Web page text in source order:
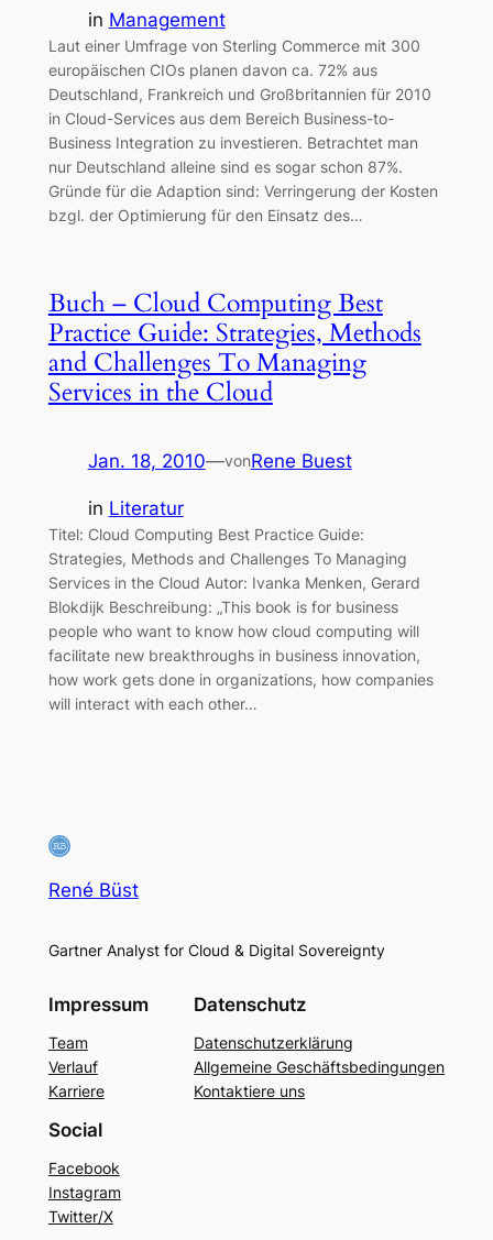
in Management
Laut einer Umfrage von Sterling Commerce mit 300
europäischen CIOs planen davon ca. 72% aus
Deutschland, Frankreich und Großbritannien für 2010
in Cloud-Services aus dem Bereich Business-to-
Business Integration zu investieren. Betrachtet man
nur Deutschland alleine sind es sogar schon 87%.
Gründe für die Adaption sind: Verringerung der Kosten
bzgl. der Optimierung für den Einsatz des…
Buch – Cloud Computing Best
Practice Guide: Strategies, Methods
and Challenges To Managing
Services in the Cloud
Jan. 18, 2010—vonRene Buest
in Literatur
Titel: Cloud Computing Best Practice Guide:
Strategies, Methods and Challenges To Managing
Services in the Cloud Autor: Ivanka Menken, Gerard
Blokdijk Beschreibung: „This book is for business
people who want to know how cloud computing will
facilitate new breakthroughs in business innovation,
how work gets done in organizations, how companies
will interact with each other…
René Büst
Gartner Analyst for Cloud & Digital Sovereignty
Impressum
Team
Verlauf
Karriere
Datenschutz
Datenschutzerklärung
Allgemeine Geschäftsbedingungen
Kontaktiere uns
Social
Facebook
Instagram
Twitter/X